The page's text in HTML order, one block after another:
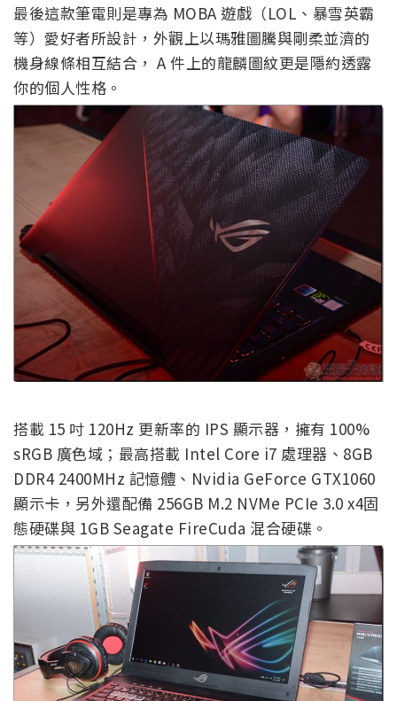
最後這款筆電則是專為 MOBA 遊戲（LOL、暴雪英霸
等）愛好者所設計，外觀上以瑪雅圖騰與剛柔並濟的
機身線條相互結合， A 件上的龍麟圖紋更是隱約透露
你的個人性格。
搭載 15 吋 120Hz 更新率的 IPS 顯示器，擁有 100%
sRGB 廣色域；最高搭載 Intel Core i7 處理器、8GB
DDR4 2400MHz 記憶體、Nvidia GeForce GTX1060
顯示卡，另外還配備 256GB M.2 NVMe PCIe 3.0 x4固
態硬碟與 1GB Seagate FireCuda 混合硬碟。